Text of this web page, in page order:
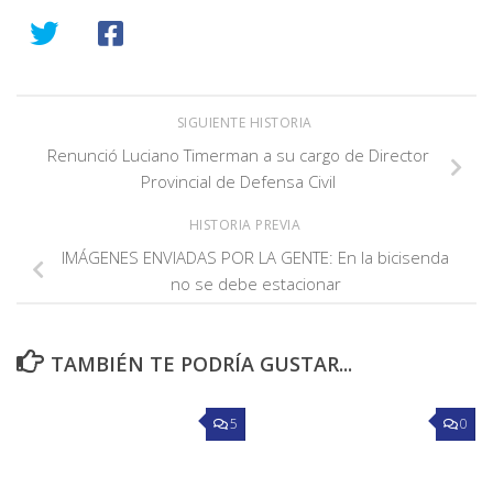
SIGUIENTE HISTORIA
Renunció Luciano Timerman a su cargo de Director
Provincial de Defensa Civil
HISTORIA PREVIA
IMÁGENES ENVIADAS POR LA GENTE: En la bicisenda
no se debe estacionar
TAMBIÉN TE PODRÍA GUSTAR...
5 0